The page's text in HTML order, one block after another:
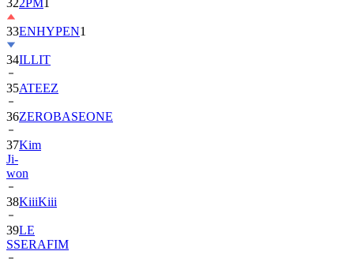
33ENHYPEN
34ILLIT
35ATEEZ
36ZEROBASEONE
37Kim
Ji-
won
38KiiiKiii
39LE
SSERAFIM
40MONSTA
X